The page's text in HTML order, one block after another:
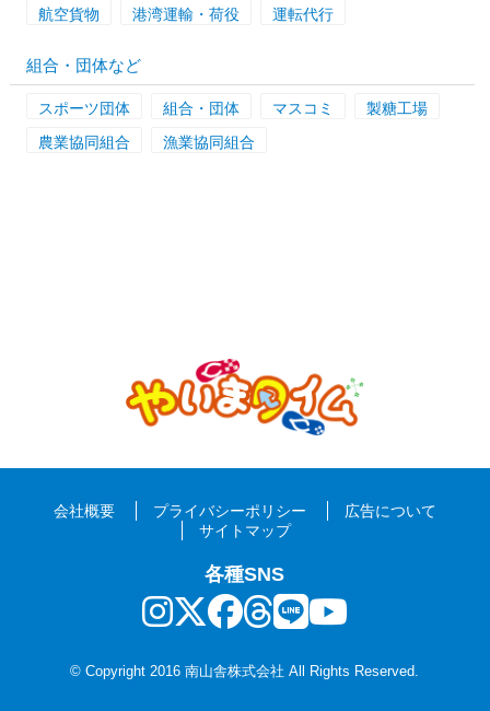
航空貨物
港湾運輸・荷役 運転代行
組合・団体など
スポーツ団体 組合・団体 マスコミ
製糖工場
農業協同組合
漁業協同組合
会社概要 プライバシーポリシー
広告について
サイトマップ
各種SNS
© Copyright 2016 南山舎株式会社 All Rights Reserved.